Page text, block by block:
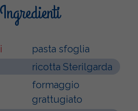
Ingredienti
pasta sfoglia
ricotta Sterilgarda
formaggio
grattugiato